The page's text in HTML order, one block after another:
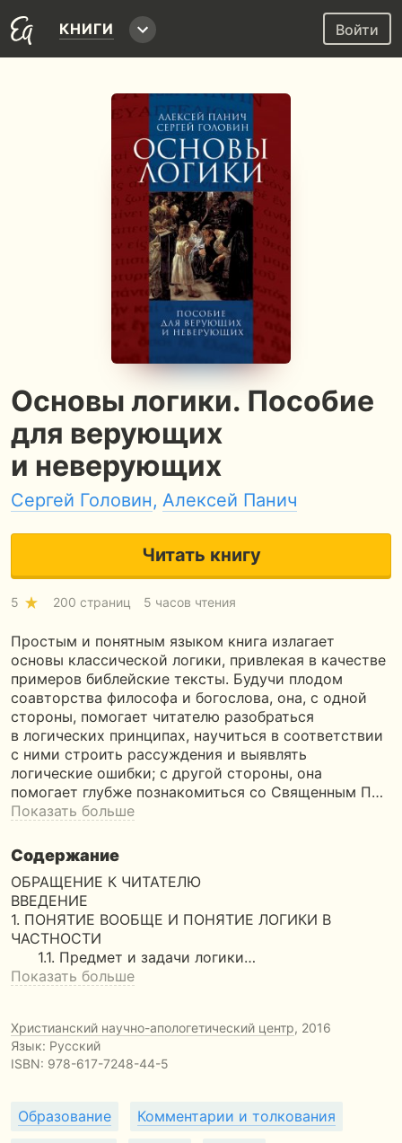
КНИГИ Войти
Основы логики. Пособие
для верующих
и неверующих
Сергей Головин, Алексей Панич
Читать книгу
5 200 страниц 5 часов чтения
Простым и понятным языком книга излагает
основы классической логики, привлекая в качестве
примеров библейские тексты. Будучи плодом
соавторства философа и богослова, она, с одной
стороны, помогает читателю разобраться
в логических принципах, научиться в соответствии
с ними строить рассуждения и выявлять
логические ошибки; с другой стороны, она
помогает глубже познакомиться со Священным П…
Показать больше
Содержание
ОБРАЩЕНИЕ К ЧИТАТЕЛЮ
ВВЕДЕНИЕ
1. ПОНЯТИЕ ВООБЩЕ И ПОНЯТИЕ ЛОГИКИ В
ЧАСТНОСТИ
1.1. Предмет и задачи логики…
Показать больше
Христианский научно-апологетический центр, 2016
Язык: Русский
ISBN: 978-617-7248-44-5
Образование Комментарии и толкования